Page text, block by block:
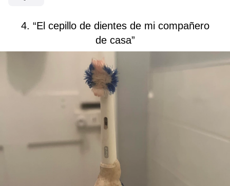
4. “El cepillo de dientes de mi compañero
de casa”